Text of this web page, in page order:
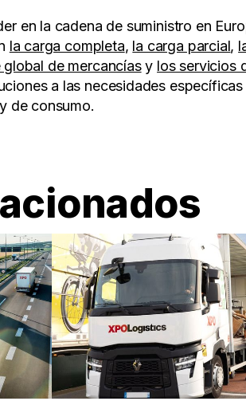
en la cadena de suministro en
la carga completa, la carga parcial,
global de mercancíasy los servicios
a las necesidades
de consumo.